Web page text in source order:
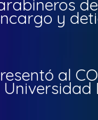
y
al